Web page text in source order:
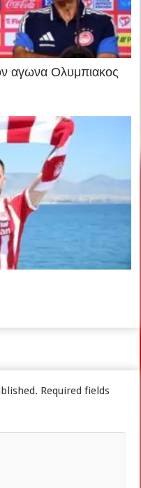
αγωνα Ολυμπιακος
Required fields